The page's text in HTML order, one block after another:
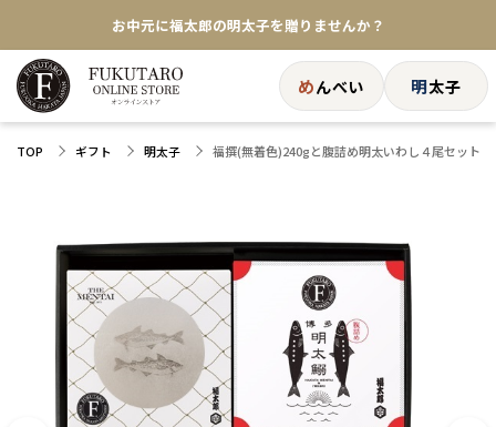
お中元に福太郎の明太子を贈りませんか？
★めんべい25周年記念商品が登場★
【色々な味を試したい方へ】ポストイン！めんべい
めんべい 明太子
TOP ギフト 明太子 福撰(無着色)240gと腹詰め明太いわし４尾セット